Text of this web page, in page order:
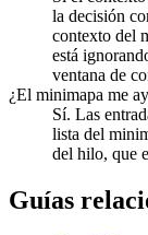
la decisión
contexto del
está
ventana de
¿El minimapa me
Sí. Las
lista del
del hilo, que
Guías